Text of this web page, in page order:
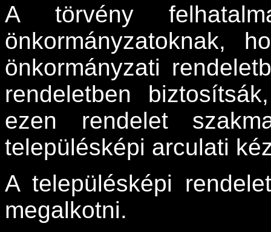
A törvény
önkormányzatoknak,
önkormányzati
rendeletben
ezen rendelet
településképi arculati
A településképi
megalkotni.